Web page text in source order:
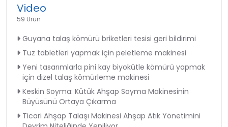
Video
59 Ürün
Guyana talaş kömürü briketleri tesisi geri bildirimi
Tuz tabletleri yapmak için peletleme makinesi
Yeni tasarımlarla pini kay biyokütle kömürü yapmak
için dizel talaş kömürleme makinesi
Keskin Soyma: Kütük Ahşap Soyma Makinesinin
Büyüsünü Ortaya Çıkarma
Ticari Ahşap Talaşı Makinesi Ahşap Atık Yönetimini